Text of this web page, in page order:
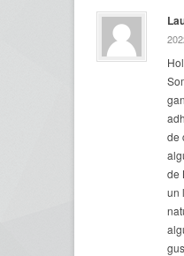
de
de
un